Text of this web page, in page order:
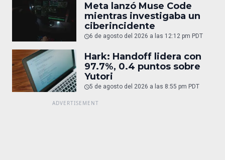
Meta lanzó Muse Code
mientras investigaba un
ciberincidente
6 de agosto del 2026 a las 12:12 pm PDT
Hark: Handoff lidera con
97.7%, 0.4 puntos sobre
Yutori
5 de agosto del 2026 a las 8:55 pm PDT